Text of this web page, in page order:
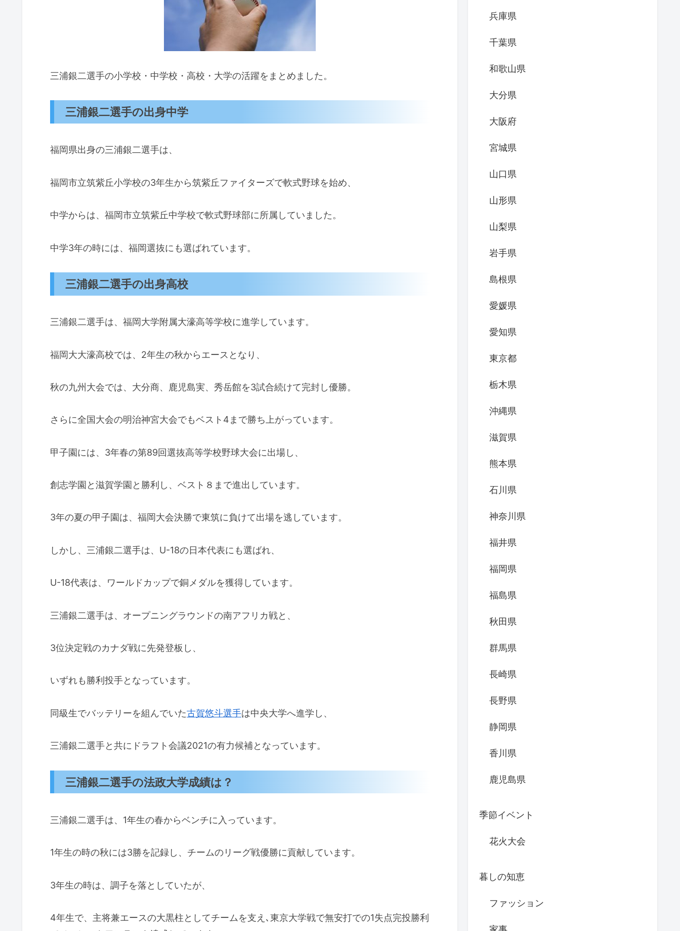
三浦銀二選手の小学校・中学校・高校・大学の活躍をまとめました。
三浦銀二選手の出身中学
福岡県出身の三浦銀二選手は、
福岡市立筑紫丘小学校の3年生から筑紫丘ファイターズで軟式野球を始め、
中学からは、福岡市立筑紫丘中学校で軟式野球部に所属していました。
中学3年の時には、福岡選抜にも選ばれています。
三浦銀二選手の出身高校
三浦銀二選手は、福岡大学附属大濠高等学校に進学しています。
福岡大大濠高校では、2年生の秋からエースとなり、
秋の九州大会では、大分商、鹿児島実、秀岳館を3試合続けて完封し優勝。
さらに全国大会の明治神宮大会でもベスト4まで勝ち上がっています。
甲子園には、3年春の第89回選抜高等学校野球大会に出場し、
創志学園と滋賀学園と勝利し、ベスト８まで進出しています。
3年の夏の甲子園は、福岡大会決勝で東筑に負けて出場を逃しています。
しかし、三浦銀二選手は、U-18の日本代表にも選ばれ、
U-18代表は、ワールドカップで銅メダルを獲得しています。
三浦銀二選手は、オープニングラウンドの南アフリカ戦と、
3位決定戦のカナダ戦に先発登板し、
いずれも勝利投手となっています。
同級生でバッテリーを組んでいた古賀悠斗選手は中央大学へ進学し、
三浦銀二選手と共にドラフト会議2021の有力候補となっています。
三浦銀二選手の法政大学成績は？
三浦銀二選手は、1年生の春からベンチに入っています。
1年生の時の秋には3勝を記録し、チームのリーグ戦優勝に貢献しています。
3年生の時は、調子を落としていたが、
4年生で、主将兼エースの大黒柱としてチームを支え､東京大学戦で無安打での1失点完投勝利
兵庫県
千葉県
和歌山県
大分県
大阪府
宮城県
山口県
山形県
山梨県
岩手県
島根県
愛媛県
愛知県
東京都
栃木県
沖縄県
滋賀県
熊本県
石川県
神奈川県
福井県
福岡県
福島県
秋田県
群馬県
長崎県
長野県
静岡県
香川県
鹿児島県
季節イベント
花火大会
暮しの知恵
ファッション